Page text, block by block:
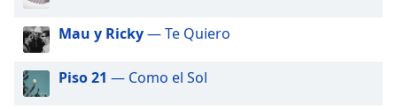
modal
window.
Beginning
Mau y Ricky— Te Quiero
Piso 21 — Como el Sol